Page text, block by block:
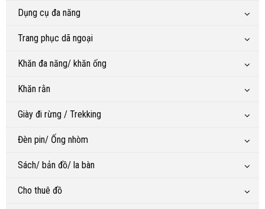
Dụng cụ đa năng
Trang phục dã ngoại
Khăn đa năng/ khăn ống
Khăn rằn
Giày đi rừng / Trekking
Đèn pin/ Ống nhòm
Sách/ bản đồ/ la bàn
Cho thuê đồ